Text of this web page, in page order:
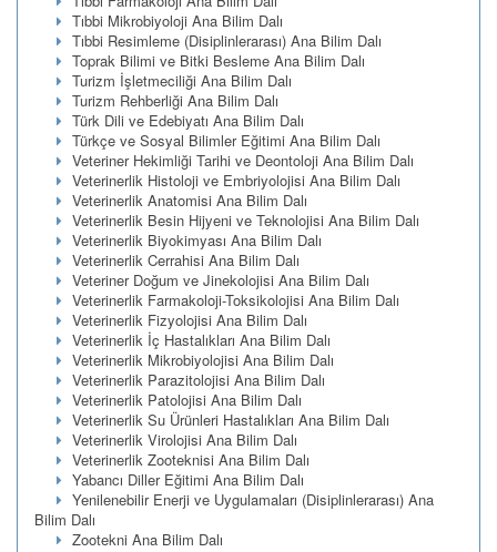
Tıbbi Mikrobiyoloji Ana Bilim Dalı
Tıbbi Resimleme (Disiplinlerarası) Ana Bilim Dalı
Toprak Bilimi ve Bitki Besleme Ana Bilim Dalı
Turizm İşletmeciliği Ana Bilim Dalı
Turizm Rehberliği Ana Bilim Dalı
Türk Dili ve Edebiyatı Ana Bilim Dalı
Türkçe ve Sosyal Bilimler Eğitimi Ana Bilim Dalı
Veteriner Hekimliği Tarihi ve Deontoloji Ana Bilim Dalı
Veterinerlik Histoloji ve Embriyolojisi Ana Bilim Dalı
Veterinerlik Anatomisi Ana Bilim Dalı
Veterinerlik Besin Hijyeni ve Teknolojisi Ana Bilim Dalı
Veterinerlik Biyokimyası Ana Bilim Dalı
Veterinerlik Cerrahisi Ana Bilim Dalı
Veteriner Doğum ve Jinekolojisi Ana Bilim Dalı
Veterinerlik Farmakoloji-Toksikolojisi Ana Bilim Dalı
Veterinerlik Fizyolojisi Ana Bilim Dalı
Veterinerlik İç Hastalıkları Ana Bilim Dalı
Veterinerlik Mikrobiyolojisi Ana Bilim Dalı
Veterinerlik Parazitolojisi Ana Bilim Dalı
Veterinerlik Patolojisi Ana Bilim Dalı
Veterinerlik Su Ürünleri Hastalıkları Ana Bilim Dalı
Veterinerlik Virolojisi Ana Bilim Dalı
Veterinerlik Zooteknisi Ana Bilim Dalı
Yabancı Diller Eğitimi Ana Bilim Dalı
Yenilenebilir Enerji ve Uygulamaları (Disiplinlerarası) Ana
Bilim Dalı
Zootekni Ana Bilim Dalı